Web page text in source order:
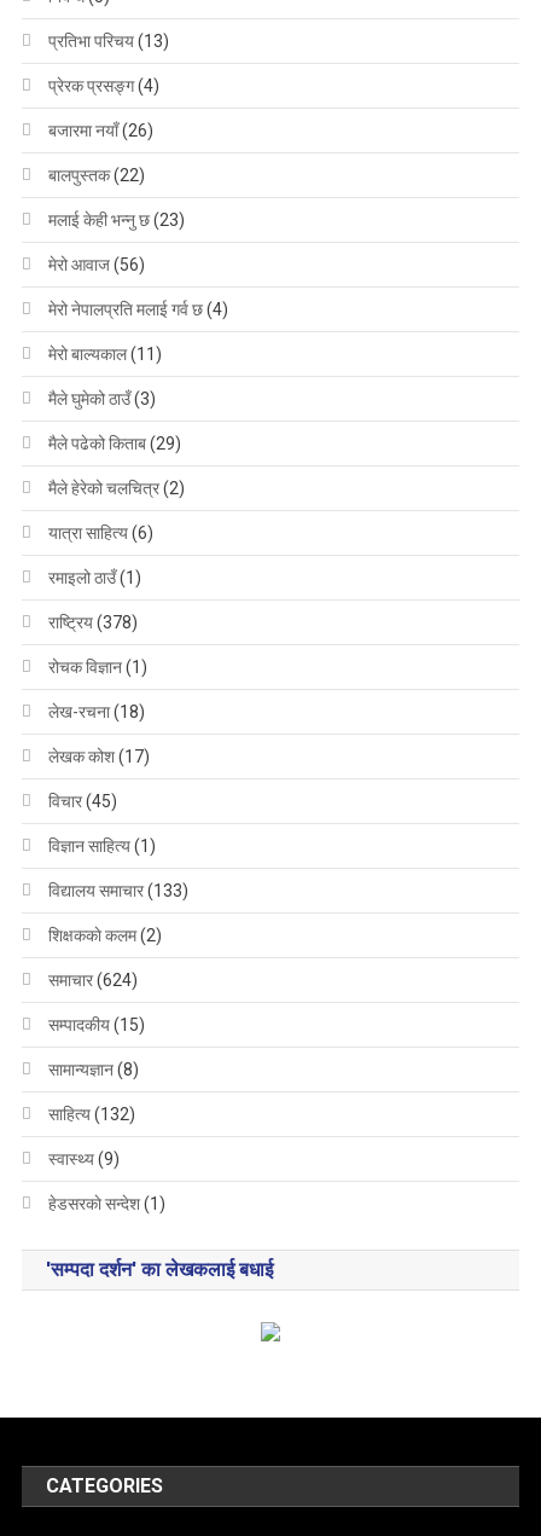
प्रतिभा परिचय(13)
प्रेरक प्रसङ्ग(4)
बजारमा नयाँ(26)
बालपुस्तक(22)
मलाई केही भन्नु छ(23)
मेरो आवाज(56)
मेरो नेपालप्रति मलाई गर्व छ(4)
मेरो बाल्यकाल(11)
मैले घुमेको ठाउँ(3)
मैले पढेको किताब(29)
मैले हेरेको चलचित्र(2)
यात्रा साहित्य(6)
रमाइलो ठाउँ(1)
राष्ट्रिय(378)
रोचक विज्ञान(1)
लेख-रचना(18)
लेखक कोश(17)
विचार(45)
विज्ञान साहित्य(1)
विद्यालय समाचार(133)
शिक्षककाे कलम(2)
समाचार(624)
सम्पादकीय(15)
सामान्यज्ञान(8)
साहित्य(132)
स्वास्थ्य(9)
हेडसरकाे सन्देश(1)
'सम्पदा दर्शन' का लेखकलाई बधाई
CATEGORIES